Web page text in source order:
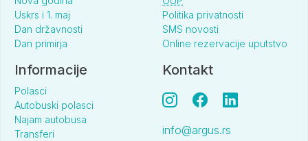
Uskrs i 1. maj
Dan državnosti
Dan primirja
Politika privatnosti
SMS novosti
Online rezervacije uputstvo
Informacije
Polasci
Autobuski polasci
Najam autobusa
Transferi
Kontakt
info@argus.rs